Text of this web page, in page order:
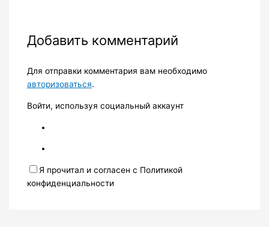
Добавить комментарий
Для отправки комментария вам необходимо
авторизоваться.
Войти, используя социальный аккаунт
Я прочитал и согласен с Политикой
конфиденциальности